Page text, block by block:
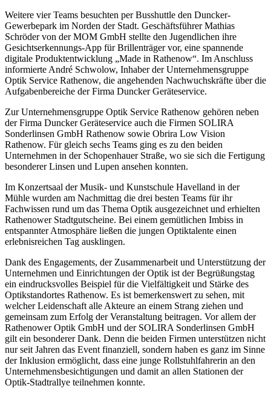
Weitere vier Teams besuchten per Busshuttle den Duncker-
Gewerbepark im Norden der Stadt. Geschäftsführer Mathias
Schröder von der MOM GmbH stellte den Jugendlichen ihre
Gesichtserkennungs-App für Brillenträger vor, eine spannende
digitale Produktentwicklung „Made in Rathenow“. Im Anschluss
informierte André Schwolow, Inhaber der Unternehmensgruppe
Optik Service Rathenow, die angehenden Nachwuchskräfte über die
Aufgabenbereiche der Firma Duncker Geräteservice.
Zur Unternehmensgruppe Optik Service Rathenow gehören neben
der Firma Duncker Geräteservice auch die Firmen SOLIRA
Sonderlinsen GmbH Rathenow sowie Obrira Low Vision
Rathenow. Für gleich sechs Teams ging es zu den beiden
Unternehmen in der Schopenhauer Straße, wo sie sich die Fertigung
besonderer Linsen und Lupen ansehen konnten.
Im Konzertsaal der Musik- und Kunstschule Havelland in der
Mühle wurden am Nachmittag die drei besten Teams für ihr
Fachwissen rund um das Thema Optik ausgezeichnet und erhielten
Rathenower Stadtgutscheine. Bei einem gemütlichen Imbiss in
entspannter Atmosphäre ließen die jungen Optiktalente einen
erlebnisreichen Tag ausklingen.
Dank des Engagements, der Zusammenarbeit und Unterstützung der
Unternehmen und Einrichtungen der Optik ist der Begrüßungstag
ein eindrucksvolles Beispiel für die Vielfältigkeit und Stärke des
Optikstandortes Rathenow. Es ist bemerkenswert zu sehen, mit
welcher Leidenschaft alle Akteure an einem Strang ziehen und
gemeinsam zum Erfolg der Veranstaltung beitragen. Vor allem der
Rathenower Optik GmbH und der SOLIRA Sonderlinsen GmbH
gilt ein besonderer Dank. Denn die beiden Firmen unterstützen nicht
nur seit Jahren das Event finanziell, sondern haben es ganz im Sinne
der Inklusion ermöglicht, dass eine junge Rollstuhlfahrerin an den
Unternehmensbesichtigungen und damit an allen Stationen der
Optik-Stadtrallye teilnehmen konnte.